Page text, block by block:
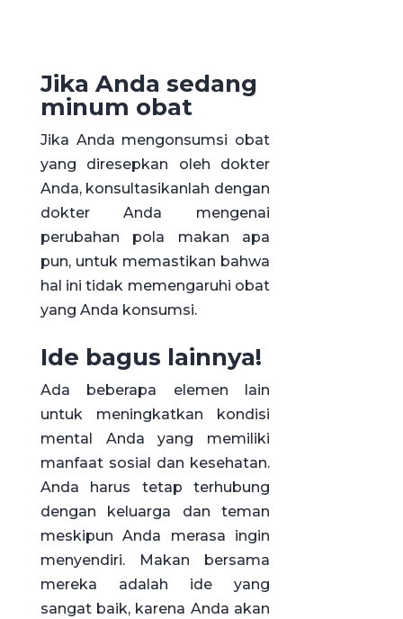
Jika Anda sedang
minum obat
Jika Anda mengonsumsi obat
yang diresepkan oleh dokter
Anda, konsultasikanlah dengan
dokter Anda mengenai
perubahan pola makan apa
pun, untuk memastikan bahwa
hal ini tidak memengaruhi obat
yang Anda konsumsi.
Ide bagus lainnya!
Ada beberapa elemen lain
untuk meningkatkan kondisi
mental Anda yang memiliki
manfaat sosial dan kesehatan.
Anda harus tetap terhubung
dengan keluarga dan teman
meskipun Anda merasa ingin
menyendiri. Makan bersama
mereka adalah ide yang
sangat baik, karena Anda akan